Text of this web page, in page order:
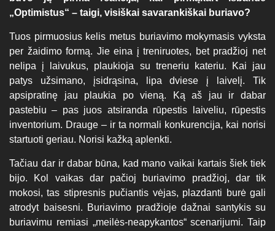
„Optimistus“ – taigi, visiškai savarankiškai buriavo?
Tuos pirmuosius kelis metus buriavimo mokymasis vyksta
per žaidimo formą. Jie eina į treniruotes, bet pradžioj net
nelipa į laivukus, plaukioja su treneriu kateriu. Kai jau
patys užsimano, įsidrąsina, lipa dviese į laivelį. Tik
apsipratinę jau plaukia po vieną. Ką aš jau ir dabar
pastebiu – pas juos atsiranda rūpestis laiveliu, rūpestis
inventorium. Drauge – ir ta normali konkurencija, kai norisi
startuoti geriau. Norisi kažką aplenkti.
Tačiau dar ir dabar būna, kad mano vaikai kartais šiek tiek
bijo. Kol vaikas dar pačioj buriavimo pradžioj, dar tik
mokosi, tas stipresnis pučiantis vėjas, plazdanti burė gali
atrodyt baisesni. Buriavimo pradžioje dažnai santykis su
buriavimu remiasi „meilės-neapykantos“ scenarijumi. Taip